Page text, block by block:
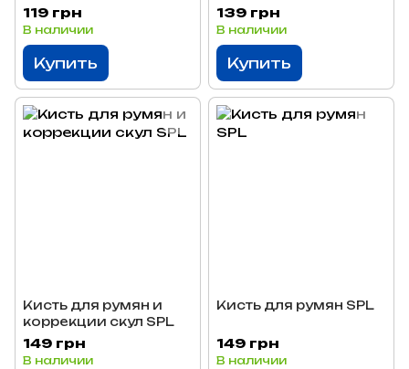
119 грн
В наличии
Купить
139 грн
В наличии
Купить
Кисть для румян и
коррекции скул SPL
149 грн
В наличии
Кисть для румян SPL
149 грн
В наличии